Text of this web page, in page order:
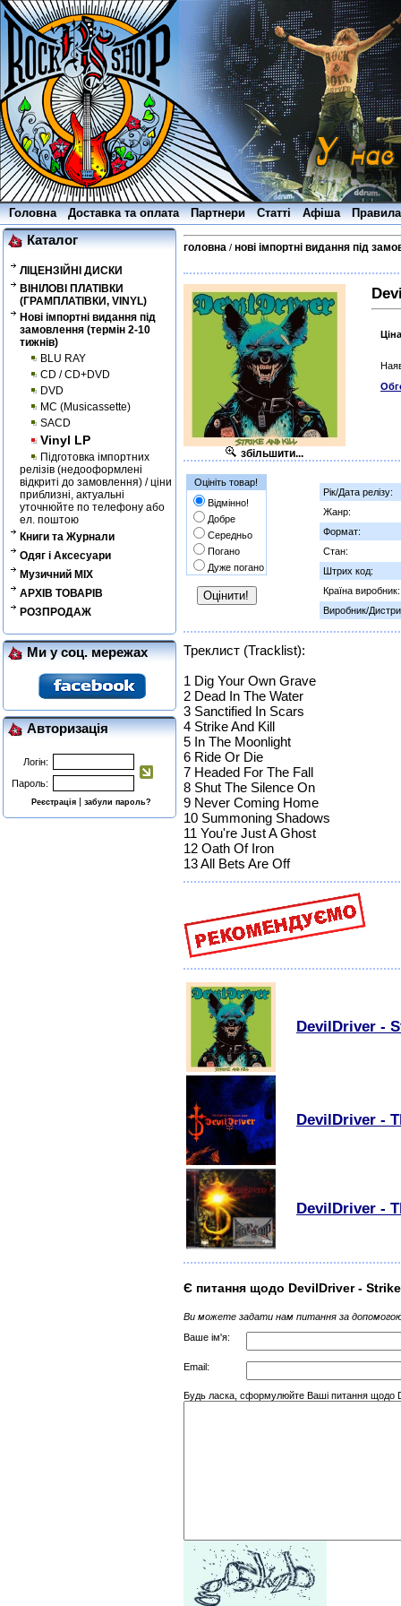
Головна Доставка та оплата Партнери Статті Афіша
Каталог
ЛІЦЕНЗІЙНІ ДИСКИ
ВІНІЛОВІ ПЛАТІВКИ
(ГРАМПЛАТІВКИ, VINYL)
Нові імпортні видання під
замовлення (термін 2-10
тижнів)
BLU RAY
CD / CD+DVD
DVD
MC (Musicassette)
SACD
Vinyl LP
Підготовка імпортних
релізів (недооформлені
відкриті до замовлення) / ціни
приблизні, актуальні
уточнюйте по телефону або
ел. поштою
Книги та Журнали
Одяг і Аксесуари
Музичний MIX
АРХІВ ТОВАРІВ
РОЗПРОДАЖ
Ми у соц. мережах
Авторизація
Логін:
Пароль:
Реєстрація |забули пароль?
головна / нові імпортні видання під
збільшити...
Оцініть товар!
Відмінно!
Добре
Середньо
Погано
Дуже погано
Рік/Дата релізу:
Жанр:
Формат:
Стан:
Штрих код:
Країна виробник:
Виробник/
Треклист (Tracklist):
1 Dig Your Own Grave
2 Dead In The Water
3 Sanctified In Scars
4 Strike And Kill
5 In The Moonlight
6 Ride Or Die
7 Headed For The Fall
8 Shut The Silence On
9 Never Coming Home
10 Summoning Shadows
11 You're Just A Ghost
12 Oath Of Iron
13 All Bets Are Off
DevilDriver -
DevilDriver -
DevilDriver -
Є питання щодо DevilDriver -
Ви можете задати нам питання за
Ваше ім'я:
Email:
Будь ласка, сформулюйте Ваші питання щодо